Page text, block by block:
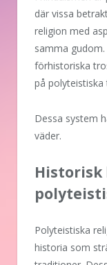
där vissa
religion med
samma
förhistoriska
på polyteistiska
Dessa system
väder.
Polyteistiska
historia som